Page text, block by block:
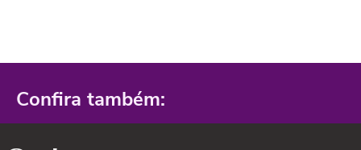
Confira também: